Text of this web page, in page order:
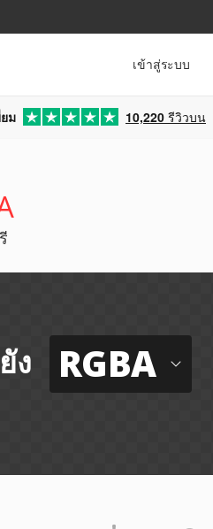
เข้าสู่ระบบ
ม 10,220 รีวิวบน
ง RGBA